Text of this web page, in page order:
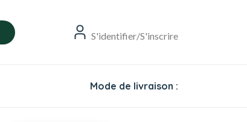
S'identifier/S'inscrire
Mode de livraison :